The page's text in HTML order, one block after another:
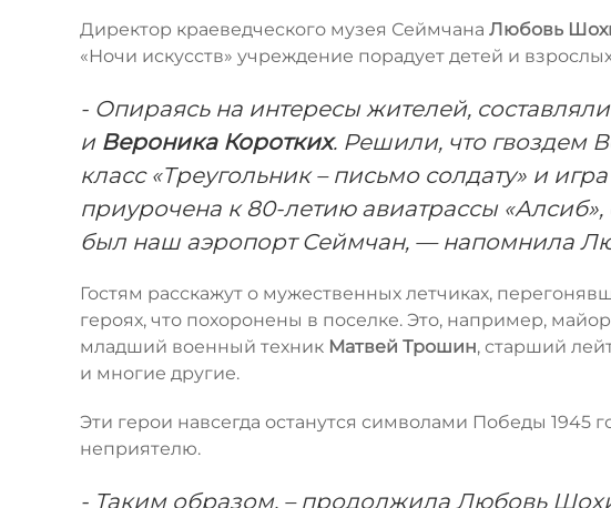
Директор краеведческого музея Сеймчана Любовь
«Ночи искусств» учреждение порадует детей и
- Опираясь на интересы жителей,
и Вероника Коротких. Решили, что гвоздем
класс «Треугольник – письмо солдату» и
приурочена к 80-летию авиатрассы
был наш аэропорт Сеймчан, — напомнила
Гостям расскажут о мужественных летчиках,
героях, что похоронены в поселке. Это, например, майор
младший военный техник Матвей Трошин, старший
и многие другие.
Эти герои навсегда останутся символами Победы 1945
неприятелю.
- Таким образом, – продолжила Любовь